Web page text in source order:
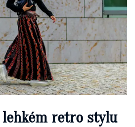
lehkém retro stylu